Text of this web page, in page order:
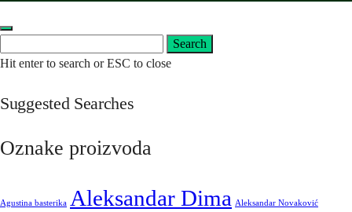
for:
Search
Hit enter to search or ESC to close
Suggested Searches
Oznake proizvoda
Agustina basterika Aleksandar Dima Aleksandar Novaković